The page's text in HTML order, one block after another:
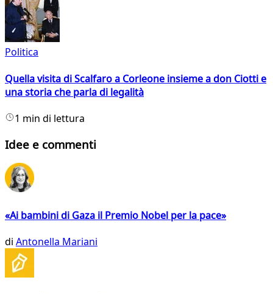
Politica
Quella visita di Scalfaro a Corleone insieme a don Ciotti e
una storia che parla di legalità
1 min di lettura
Idee e commenti
«Ai bambini di Gaza il Premio Nobel per la pace»
di Antonella Mariani